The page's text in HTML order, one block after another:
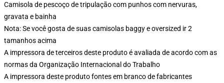
Camisola de pescoço de tripulação com punhos com nervuras,
gravata e bainha
Nota: Se você gosta de suas camisolas baggy e oversized ir 2
tamanhos acima
A impressora de terceiros deste produto é avaliada de acordo com as
normas da Organização Internacional do Trabalho
A impressora deste produto fontes em branco de fabricantes